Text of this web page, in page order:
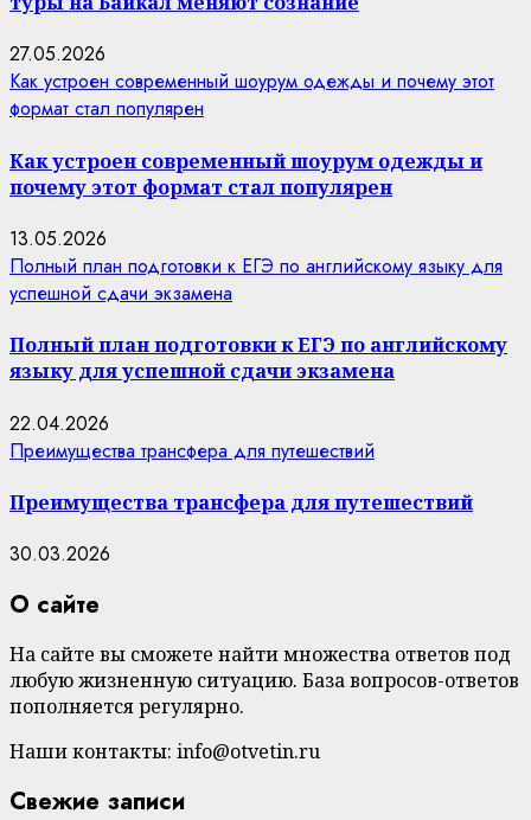
27.05.2026
Как устроен современный шоурум одежды и почему этот
формат стал популярен
Как устроен современный шоурум одежды и
почему этот формат стал популярен
13.05.2026
Полный план подготовки к ЕГЭ по английскому языку для
успешной сдачи экзамена
Полный план подготовки к ЕГЭ по английскому
языку для успешной сдачи экзамена
22.04.2026
Преимущества трансфера для путешествий
Преимущества трансфера для путешествий
30.03.2026
О сайте
На сайте вы сможете найти множества ответов под
любую жизненную ситуацию. База вопросов-ответов
пополняется регулярно.
Наши контакты: info@otvetin.ru
Свежие записи